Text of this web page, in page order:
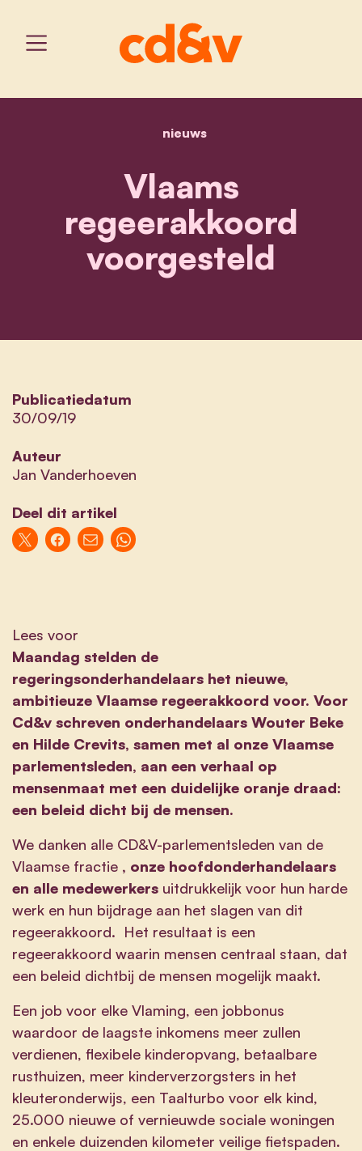
home
nieuwsvlaams regeerakkoord
Vlaams
regeerakkoord
voorgesteld
Publicatiedatum
30/09/19
Auteur
Jan Vanderhoeven
Deel dit artikel
Lees voor
Maandag stelden de
regeringsonderhandelaars het nieuwe,
ambitieuze Vlaamse regeerakkoord voor. Voor
Cd&v schreven onderhandelaars Wouter Beke
en Hilde Crevits, samen met al onze Vlaamse
parlementsleden, aan een verhaal op
mensenmaat met een duidelijke oranje draad:
een beleid dicht bij de mensen.
We danken alle CD&V-parlementsleden van de
Vlaamse fractie , onze hoofdonderhandelaars
en alle medewerkers uitdrukkelijk voor hun harde
werk en hun bijdrage aan het slagen van dit
regeerakkoord. Het resultaat is een
regeerakkoord waarin mensen centraal staan, dat
een beleid dichtbij de mensen mogelijk maakt.
Een job voor elke Vlaming, een jobbonus
waardoor de laagste inkomens meer zullen
verdienen, flexibele kinderopvang, betaalbare
rusthuizen, meer kinderverzorgsters in het
kleuteronderwijs, een Taalturbo voor elk kind,
25.000 nieuwe of vernieuwde sociale woningen
en enkele duizenden kilometer veilige fietspaden.